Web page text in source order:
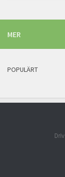
MER
POPULÄRT